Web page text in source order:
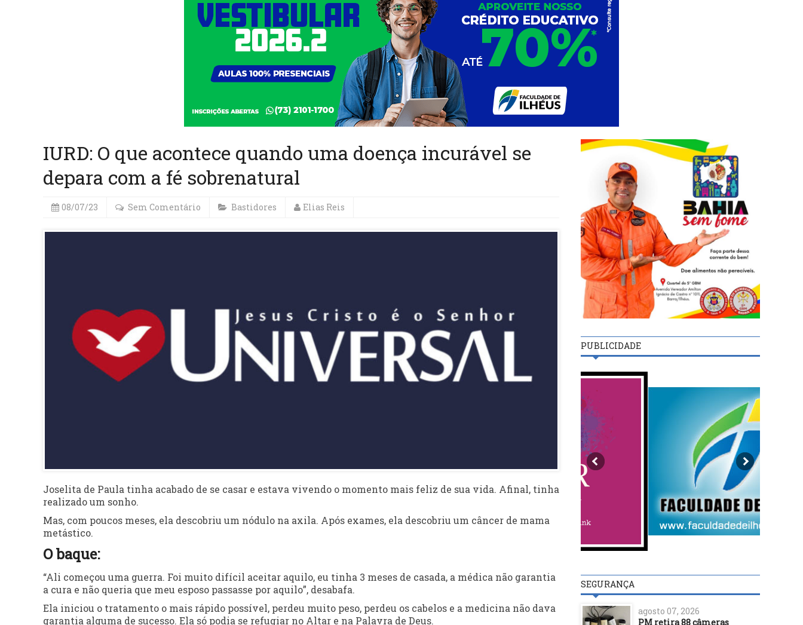
IURD: O que acontece quando uma doença incurável se
depara com a fé sobrenatural
08/07/23 Sem Comentário Bastidores Elias Reis
Joselita de Paula tinha acabado de se casar e estava vivendo o momento mais feliz de sua vida. Afinal, tinha
realizado um sonho.
Mas, com poucos meses, ela descobriu um nódulo na axila. Após exames, ela descobriu um câncer de mama
metástico.
O baque:
“Ali começou uma guerra. Foi muito difícil aceitar aquilo, eu tinha 3 meses de casada, a médica não garantia
a cura e não queria que meu esposo passasse por aquilo”, desabafa.
Ela iniciou o tratamento o mais rápido possível, perdeu muito peso, perdeu os cabelos e a medicina não dava
garantia alguma de sucesso. Ela só podia se refugiar no Altar e na Palavra de Deus.
PUBLICIDADE
SEGURANÇA
agosto 07, 2026
PM retira 88 câmeras